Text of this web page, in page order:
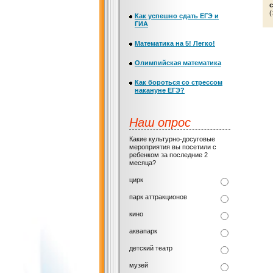
Как успешно сдать ЕГЭ и
ГИА
Математика на 5! Легко!
Олимпийская математика
Как бороться со стрессом
накануне ЕГЭ?
Наш опрос
Какие культурно-досуговые
мероприятия вы посетили с
ребенком за последние 2
месяца?
цирк
парк аттракционов
кино
аквапарк
детский театр
музей